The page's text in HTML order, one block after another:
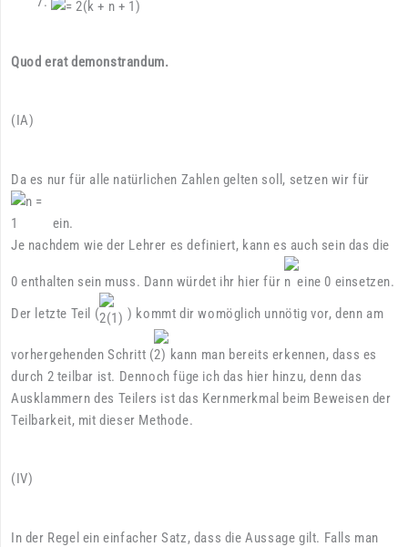
Quod erat demonstrandum.
(IA)
Da es nur für alle natürlichen Zahlen gelten soll, setzen wir für
ein.
Je nachdem wie der Lehrer es definiert, kann es auch sein das die
0 enthalten sein muss. Dann würdet ihr hier für
eine 0 einsetzen.
Der letzte Teil (
) kommt dir womöglich unnötig vor, denn am
vorhergehenden Schritt ( ) kann man bereits erkennen, dass es
durch 2 teilbar ist. Dennoch füge ich das hier hinzu, denn das
Ausklammern des Teilers ist das Kernmerkmal beim Beweisen der
Teilbarkeit, mit dieser Methode.
(IV)
In der Regel ein einfacher Satz, dass die Aussage gilt. Falls man